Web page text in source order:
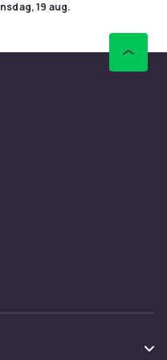
onsdag, 19 aug.